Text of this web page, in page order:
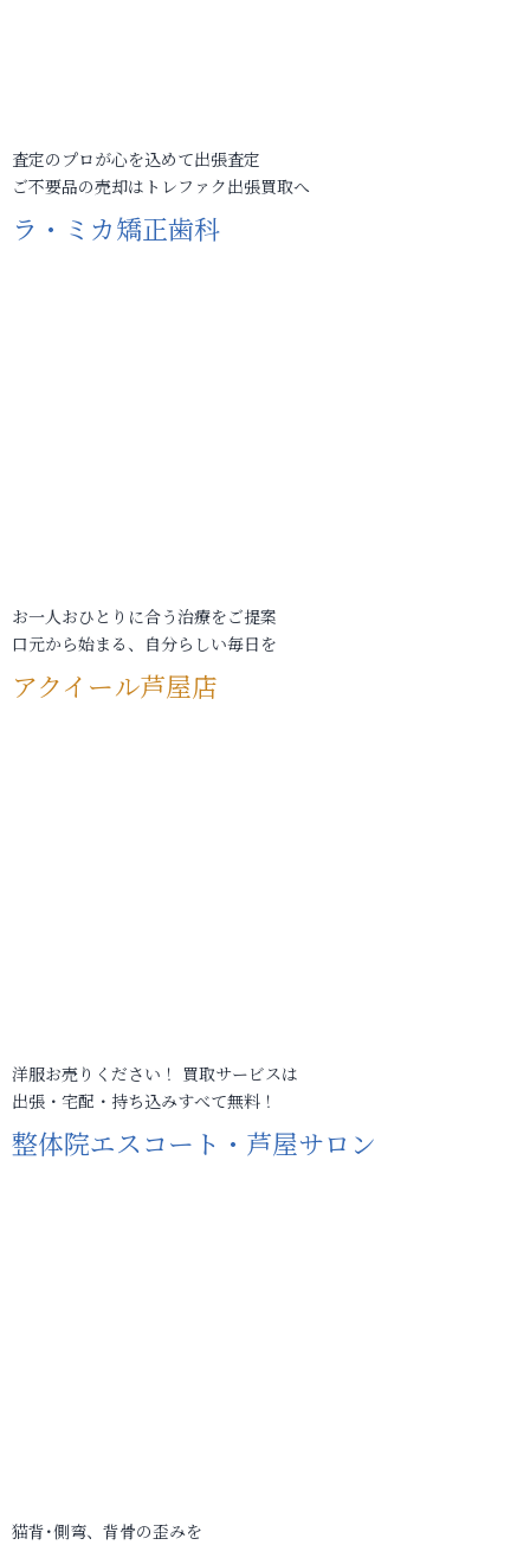
査定のプロが心を込めて出張査定
ご不要品の売却はトレファク出張買取へ
ラ・ミカ矯正歯科
お一人おひとりに合う治療をご提案
口元から始まる、自分らしい毎日を
アクイール芦屋店
洋服お売りください！ 買取サービスは
出張・宅配・持ち込みすべて無料！
整体院エスコート・芦屋サロン
猫背･側弯、背骨の歪みを